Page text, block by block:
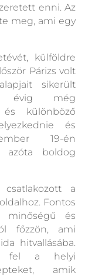
enni. Az
meg, ami egy
külföldre
Párizs volt
sikerült
évig még
és különböző
és
19-én
azóta boldog
a
Fontos
minőségű és
főzzön, ami
hitvallásába.
fel a helyi
amik